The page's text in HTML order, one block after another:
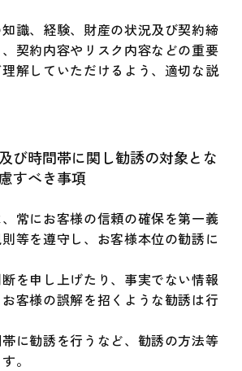
識、経験、財産の状況及び契約締
契約内容やリスク内容などの重要
解していただけるよう、適切な説
び時間帯に関し勧誘の対象とな
すべき事項
常にお客様の信頼の確保を第一義
等を遵守し、お客様本位の勧誘に
を申し上げたり、事実でない情報
客様の誤解を招くような勧誘は行
に勧誘を行うなど、勧誘の方法等
。